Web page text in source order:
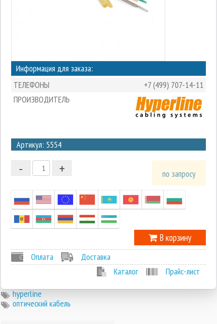
Информация для заказа:
ТЕЛЕФОНЫ
+7 (499) 707-14-11
ПРОИЗВОДИТЕЛЬ
Артикул: 5554
2
1
-1
+
- по запросу
В корзину
Оплата
Доставка
Каталог
Прайс-лист
hyperline
оптический кабель